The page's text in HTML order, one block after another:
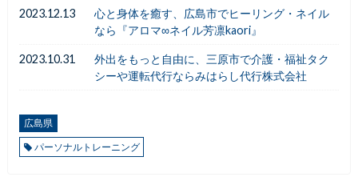
2023.12.13
心と身体を癒す、広島市でヒーリング・ネイル
なら『アロマ∞ネイル芳凛kaori』
2023.10.31
外出をもっと自由に、三原市で介護・福祉タク
シーや運転代行ならみはらし代行株式会社
広島県
パーソナルトレーニング